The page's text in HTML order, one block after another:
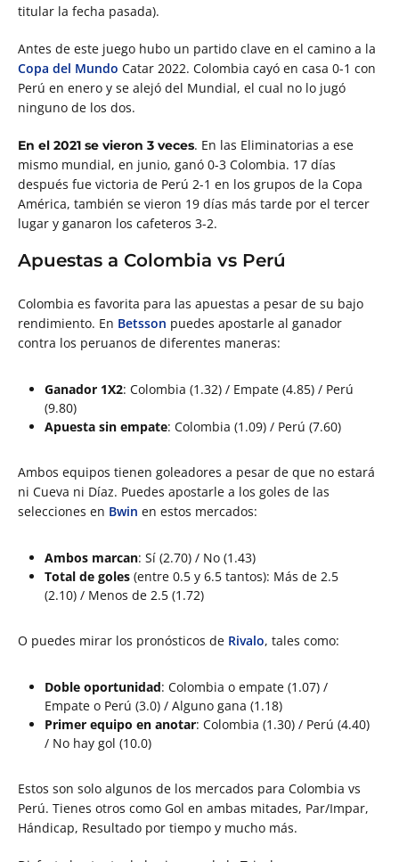
titular la fecha pasada).
Antes de este juego hubo un partido clave en el camino a la
Copa del Mundo Catar 2022. Colombia cayó en casa 0-1 con
Perú en enero y se alejó del Mundial, el cual no lo jugó
ninguno de los dos.
En el 2021 se vieron 3 veces. En las Eliminatorias a ese
mismo mundial, en junio, ganó 0-3 Colombia. 17 días
después fue victoria de Perú 2-1 en los grupos de la Copa
América, también se vieron 19 días más tarde por el tercer
lugar y ganaron los cafeteros 3-2.
Apuestas a Colombia vs Perú
Colombia es favorita para las apuestas a pesar de su bajo
rendimiento. En Betsson puedes apostarle al ganador
contra los peruanos de diferentes maneras:
Ganador 1X2: Colombia (1.32) / Empate (4.85) / Perú
(9.80)
Apuesta sin empate: Colombia (1.09) / Perú (7.60)
Ambos equipos tienen goleadores a pesar de que no estará
ni Cueva ni Díaz. Puedes apostarle a los goles de las
selecciones en Bwin en estos mercados:
Ambos marcan: Sí (2.70) / No (1.43)
Total de goles (entre 0.5 y 6.5 tantos): Más de 2.5
(2.10) / Menos de 2.5 (1.72)
O puedes mirar los pronósticos de Rivalo, tales como:
Doble oportunidad: Colombia o empate (1.07) /
Empate o Perú (3.0) / Alguno gana (1.18)
Primer equipo en anotar: Colombia (1.30) / Perú (4.40)
/ No hay gol (10.0)
Estos son solo algunos de los mercados para Colombia vs
Perú. Tienes otros como Gol en ambas mitades, Par/Impar,
Hándicap, Resultado por tiempo y mucho más.